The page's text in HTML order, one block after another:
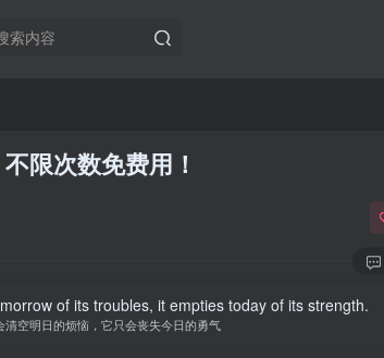
限次数免费用！
of its troubles, it empties today of its strength.
清空明日的烦恼，它只会丧失今日的勇气